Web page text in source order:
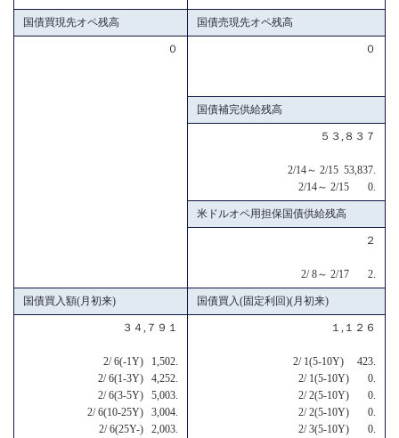
国債買現先オペ残高 国債売現先オペ残高
０ ０
国債補完供給残高
５３,８３７
2/14～ 2/15 53,837.
2/14～ 2/15 0.
米ドルオペ用担保国債供給残高
２
2/ 8～ 2/17 2.
国債買入額(月初来) 国債買入(固定利回)(月初来)
３４,７９１
2/ 6(-1Y) 1,502.
2/ 6(1-3Y) 4,252.
2/ 6(3-5Y) 5,003.
2/ 6(10-25Y) 3,004.
2/ 6(25Y-) 2,003.
１,１２６
2/ 1(5-10Y) 423.
2/ 1(5-10Y) 0.
2/ 2(5-10Y) 0.
2/ 2(5-10Y) 0.
2/ 3(5-10Y) 0.